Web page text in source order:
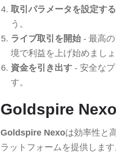
取引パラメータを設定する
う。
ライブ取引を開始- 最高の
境で利益を上げ始めましょ
資金を引き出す- 安全なプ
す。
Goldspire
Goldspire Nexoは効率性と
ラットフォームを提供しま